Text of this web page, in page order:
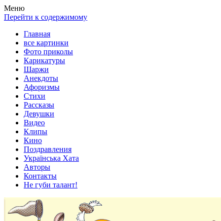
Весела хата — прикольные картинки, смешные истории, клипы!
Покажем всем ваши фото приколы, карикатуры, шаржи, стихи,
Меню
Перейти к содержимому
Главная
все картинки
Фото приколы
Карикатуры
Шаржи
Анекдоты
Афоризмы
Стихи
Рассказы
Девушки
Видео
Клипы
Кино
Поздравления
Українська Хата
Авторы
Контакты
Не губи талант!